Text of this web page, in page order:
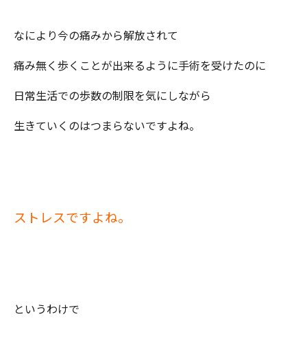
なにより今の痛みから解放されて
痛み無く歩くことが出来るように手術を受けたのに
日常生活での歩数の制限を気にしながら
生きていくのはつまらないですよね。
ストレスですよね。
というわけで